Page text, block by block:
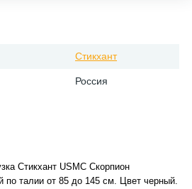
Стикхант
Россия
Стикхант USMC Скорпион
по талии от 85 до 145 см. Цвет черный.